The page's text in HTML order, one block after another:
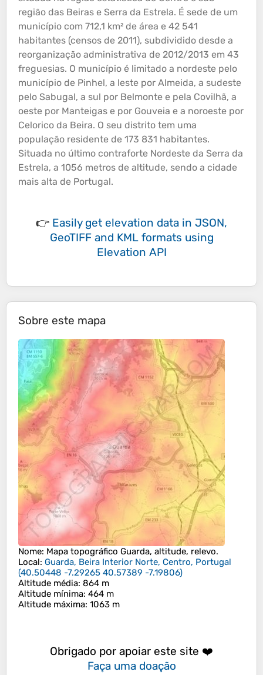
região das Beiras e Serra da Estrela. É sede de um
município com 712,1 km² de área e 42 541
habitantes (censos de 2011), subdividido desde a
reorganização administrativa de 2012/2013 em 43
freguesias. O município é limitado a nordeste pelo
município de Pinhel, a leste por Almeida, a sudeste
pelo Sabugal, a sul por Belmonte e pela Covilhã, a
oeste por Manteigas e por Gouveia e a noroeste por
Celorico da Beira. O seu distrito tem uma
população residente de 173 831 habitantes.
Situada no último contraforte Nordeste da Serra da
Estrela, a 1056 metros de altitude, sendo a cidade
mais alta de Portugal.
👉 Easily get elevation data in JSON,
GeoTIFF and KML formats using
Elevation API
Sobre este mapa
Nome: Mapa topográfico Guarda, altitude, relevo.
Local: Guarda, Beira Interior Norte, Centro, Portugal
(40.50448 -7.29265 40.57389 -7.19806)
Altitude média: 864 m
Altitude mínima: 464 m
Altitude máxima: 1063 m
Obrigado por apoiar este site ❤️
Faça uma doação